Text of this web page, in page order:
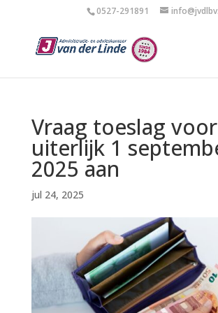
0527-291891
Vraag toeslag
uiterlijk 1
2025 aan
jul 24, 2025